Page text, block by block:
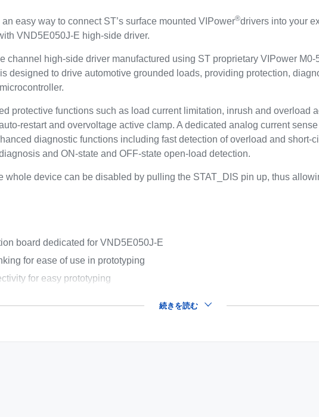
easy way to connect ST’s surface mounted VIPower®drivers into your
VND5E050J-E high-side driver.
channel high-side driver manufactured using ST proprietary VIPower
designed to drive automotive grounded loads, providing protection,
protective functions such as load current limitation, inrush and overload
restart and overvoltage active clamp. A dedicated analog current
diagnostic functions including fast detection of overload and short-
and ON-state and OFF-state open-load detection.
whole device can be disabled by pulling the STAT_DIS pin up, thus
board dedicated for VND5E050J-E
for ease of use in prototyping
for easy prototyping
続きを読む